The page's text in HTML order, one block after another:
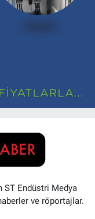
ST Endüstri Medya
ve röportajlar.